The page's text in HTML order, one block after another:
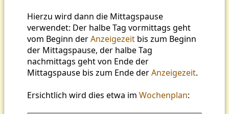
Hierzu wird dann die Mittagspause
verwendet: Der halbe Tag vormittags geht
vom Beginn derAnzeigezeit bis zum Beginn
der Mittagspause, der halbe Tag
nachmittags geht von Ende der
Mittagspause bis zum Ende derAnzeigezeit.
Ersichtlich wird dies etwa im Wochenplan: